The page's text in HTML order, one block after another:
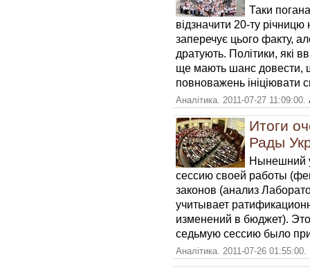
Таки
відзначити 20-ту річницю
заперечує цього факту,
дратують. Політики, які
ще мають шанс довести,
повноважень ініціювати
Аналітика. 2011-07-27 11:09:00.
Итоги
Рады
Нынешний
сессию своей работы
законов (анализ
учитывает
изменений в бюджет).
седьмую сессию было
Аналітика. 2011-07-26 01:55:00.